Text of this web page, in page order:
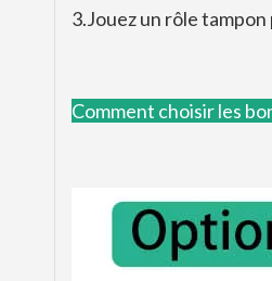
3.Jouez un rôle
Comment choisir les